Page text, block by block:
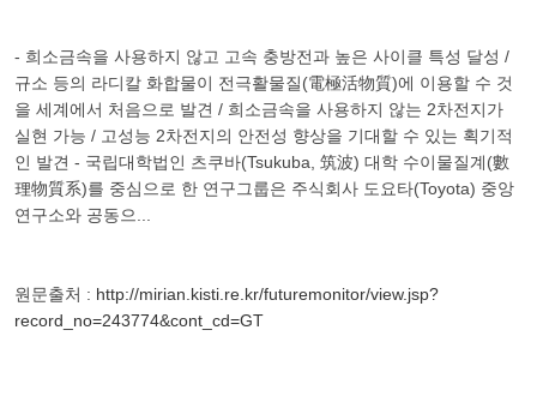
- 희소금속을 사용하지 않고 고속 충방전과 높은 사이클 특성 달성 /
규소 등의 라디칼 화합물이 전극활물질(電極活物質)에 이용할 수 것
을 세계에서 처음으로 발견 / 희소금속을 사용하지 않는 2차전지가
실현 가능 / 고성능 2차전지의 안전성 향상을 기대할 수 있는 획기적
인 발견 - 국립대학법인 츠쿠바(Tsukuba, 筑波) 대학 수이물질계(數
理物質系)를 중심으로 한 연구그룹은 주식회사 도요타(Toyota) 중앙
연구소와 공동으...
원문출처 : http://mirian.kisti.re.kr/futuremonitor/view.jsp?
record_no=243774&cont_cd=GT